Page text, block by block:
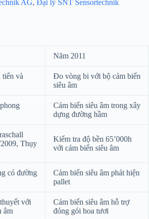
AG, Đại lý SNT Sensortechnik
Năm 2011
và
Đo vòng bi với bộ cảm biến
siêu âm
Cảm biến siêu âm trong xây
dựng đường hầm
Thụy
Kiểm tra độ bền 65’000h
với cảm biến siêu âm
có đường
Cảm biến siêu âm phát hiện
pallet
với
âm
Cảm biến siêu âm hỗ trợ
đóng gói hoa tươi